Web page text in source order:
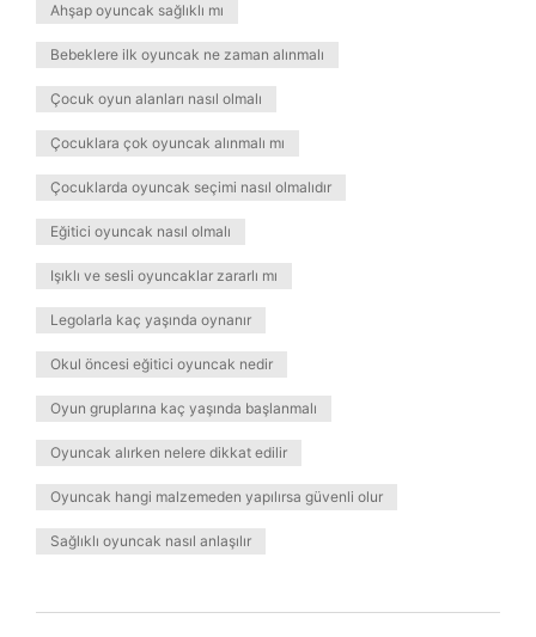
Ahşap oyuncak sağlıklı mı
Bebeklere ilk oyuncak ne zaman alınmalı
Çocuk oyun alanları nasıl olmalı
Çocuklara çok oyuncak alınmalı mı
Çocuklarda oyuncak seçimi nasıl olmalıdır
Eğitici oyuncak nasıl olmalı
Işıklı ve sesli oyuncaklar zararlı mı
Legolarla kaç yaşında oynanır
Okul öncesi eğitici oyuncak nedir
Oyun gruplarına kaç yaşında başlanmalı
Oyuncak alırken nelere dikkat edilir
Oyuncak hangi malzemeden yapılırsa güvenli olur
Sağlıklı oyuncak nasıl anlaşılır